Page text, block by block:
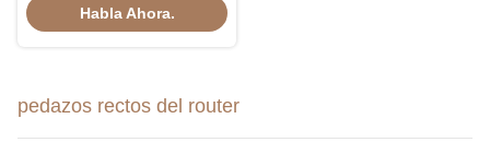
carburo tres derecho mordió 6m
m para el ajuste de perforación
Habla Ahora.
pedazos rectos del router